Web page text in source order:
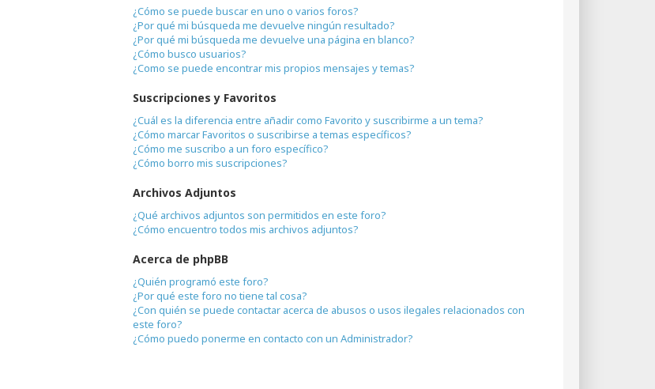
¿Cómo se puede buscar en uno o varios foros?
¿Por qué mi búsqueda me devuelve ningún resultado?
¿Por qué mi búsqueda me devuelve una página en blanco?
¿Cómo busco usuarios?
¿Como se puede encontrar mis propios mensajes y temas?
Suscripciones y Favoritos
¿Cuál es la diferencia entre añadir como Favorito y suscribirme a un tema?
¿Cómo marcar Favoritos o suscribirse a temas específicos?
¿Cómo me suscribo a un foro específico?
¿Cómo borro mis suscripciones?
Archivos Adjuntos
¿Qué archivos adjuntos son permitidos en este foro?
¿Cómo encuentro todos mis archivos adjuntos?
Acerca de phpBB
¿Quién programó este foro?
¿Por qué este foro no tiene tal cosa?
¿Con quién se puede contactar acerca de abusos o usos ilegales relacionados con
este foro?
¿Cómo puedo ponerme en contacto con un Administrador?